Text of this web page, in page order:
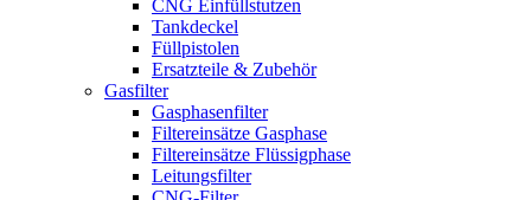
CNG Einfüllstutzen
Tankdeckel
Füllpistolen
Ersatzteile & Zubehör
Gasfilter
Gasphasenfilter
Filtereinsätze Gasphase
Filtereinsätze Flüssigphase
Leitungsfilter